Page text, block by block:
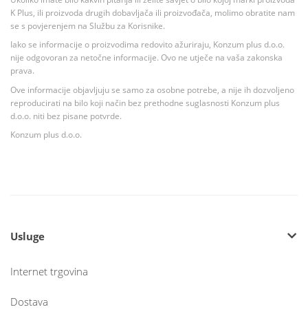
K Plus, ili proizvoda drugih dobavljača ili proizvođača, molimo obratite nam
se s povjerenjem na Službu za Korisnike.
Iako se informacije o proizvodima redovito ažuriraju, Konzum plus d.o.o.
nije odgovoran za netočne informacije. Ovo ne utječe na vaša zakonska
prava.
Ove informacije objavljuju se samo za osobne potrebe, a nije ih dozvoljeno
reproducirati na bilo koji način bez prethodne suglasnosti Konzum plus
d.o.o. niti bez pisane potvrde.
Konzum plus d.o.o.
Usluge
Internet trgovina
Dostava